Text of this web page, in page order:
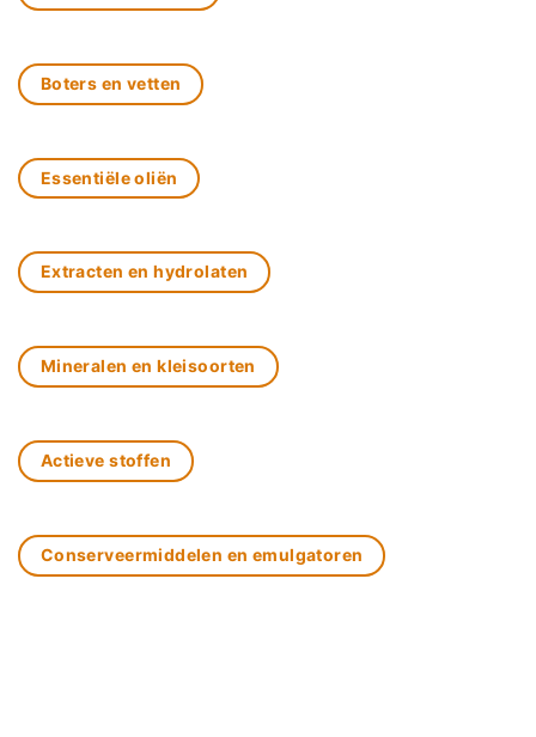
Boters en vetten
Essentiële oliën
Extracten en hydrolaten
Mineralen en kleisoorten
Actieve stoffen
Conserveermiddelen en emulgatoren